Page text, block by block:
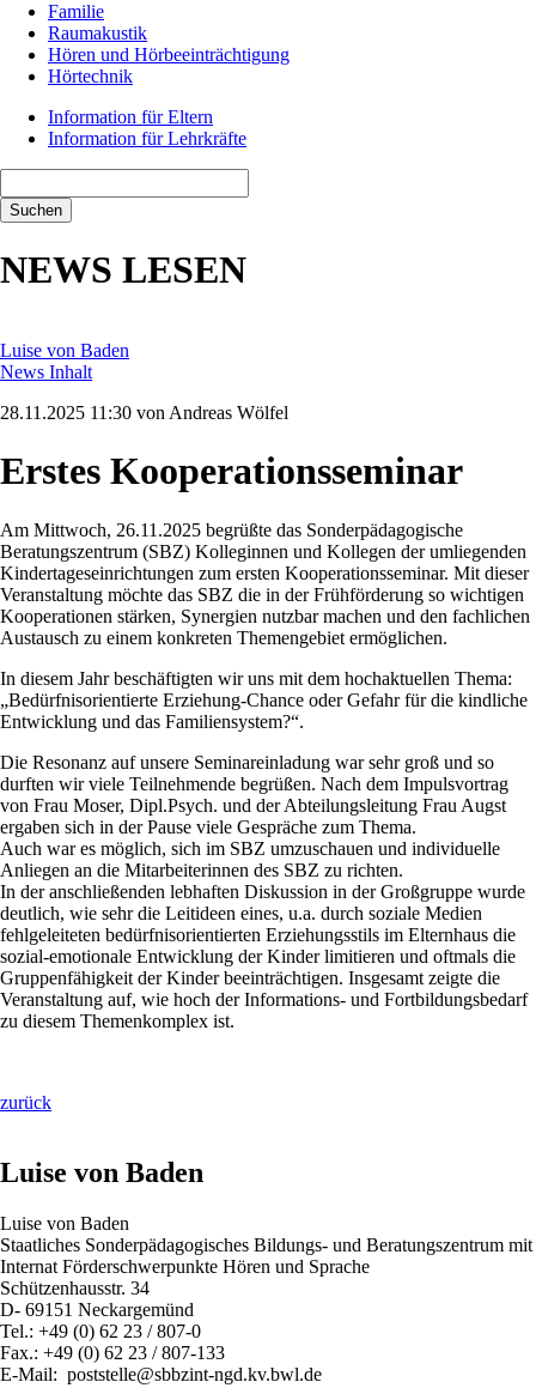
Familie
Raumakustik
Hören und Hörbeeinträchtigung
Hörtechnik
Information für Eltern
Information für Lehrkräfte
Suchen
NEWS LESEN
Luise von Baden
News Inhalt
28.11.2025 11:30 von Andreas Wölfel
Erstes Kooperationsseminar
Am Mittwoch, 26.11.2025 begrüßte das Sonderpädagogische
Beratungszentrum (SBZ) Kolleginnen und Kollegen der umliegenden
Kindertageseinrichtungen zum ersten Kooperationsseminar. Mit dieser
Veranstaltung möchte das SBZ die in der Frühförderung so wichtigen
Kooperationen stärken, Synergien nutzbar machen und den fachlichen
Austausch zu einem konkreten Themengebiet ermöglichen.
In diesem Jahr beschäftigten wir uns mit dem hochaktuellen Thema:
„Bedürfnisorientierte Erziehung-Chance oder Gefahr für die kindliche
Entwicklung und das Familiensystem?“.
Die Resonanz auf unsere Seminareinladung war sehr groß und so
durften wir viele Teilnehmende begrüßen. Nach dem Impulsvortrag
von Frau Moser, Dipl.Psych. und der Abteilungsleitung Frau Augst
ergaben sich in der Pause viele Gespräche zum Thema.
Auch war es möglich, sich im SBZ umzuschauen und individuelle
Anliegen an die Mitarbeiterinnen des SBZ zu richten.
In der anschließenden lebhaften Diskussion in der Großgruppe wurde
deutlich, wie sehr die Leitideen eines, u.a. durch soziale Medien
fehlgeleiteten bedürfnisorientierten Erziehungsstils im Elternhaus die
sozial-emotionale Entwicklung der Kinder limitieren und oftmals die
Gruppenfähigkeit der Kinder beeinträchtigen. Insgesamt zeigte die
Veranstaltung auf, wie hoch der Informations- und Fortbildungsbedarf
zu diesem Themenkomplex ist.
zurück
Luise von Baden
Luise von Baden
Staatliches Sonderpädagogisches Bildungs- und Beratungszentrum mit
Internat Förderschwerpunkte Hören und Sprache
Schützenhausstr. 34
D- 69151 Neckargemünd
Tel.: +49 (0) 62 23 / 807-0
Fax.: +49 (0) 62 23 / 807-133
E-Mail: poststelle@sbbzint-ngd.kv.bwl.de